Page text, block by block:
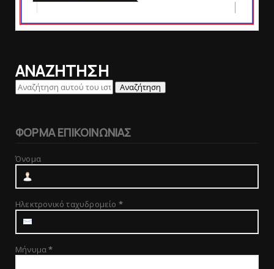
ΑΝΑΖΗΤΗΣΗ
ΦΟΡΜΑ ΕΠΙΚΟΙΝΩΝΙΑΣ
Όνομα
Ηλεκτρονικό ταχυδρομείο *
Μήνυμα*